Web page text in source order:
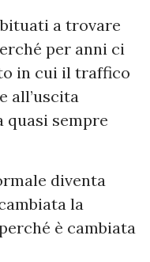
a trovare
per anni ci
in cui il traffico
all’uscita
quasi sempre
diventa
la
è cambiata